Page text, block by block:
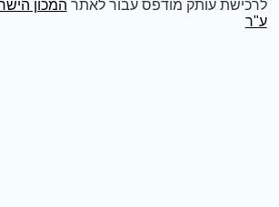
לרכישת עותק מודפס עבור לאתר המכון
ע"ר